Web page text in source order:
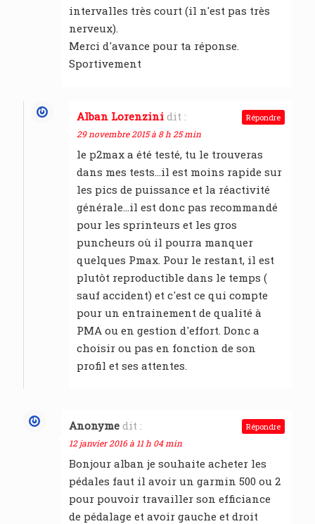
intervalles très court (il n'est pas très
nerveux).
Merci d'avance pour ta réponse.
Sportivement
Alban Lorenzini dit :
29 novembre 2015 à 8 h 25 min
le p2max a été testé, tu le trouveras
dans mes tests…il est moins rapide sur
les pics de puissance et la réactivité
générale…il est donc pas recommandé
pour les sprinteurs et les gros
puncheurs où il pourra manquer
quelques Pmax. Pour le restant, il est
plutôt reproductible dans le temps (
sauf accident) et c'est ce qui compte
pour un entrainement de qualité à
PMA ou en gestion d'effort. Donc a
choisir ou pas en fonction de son
profil et ses attentes.
Répondre
Anonyme dit :
12 janvier 2016 à 11 h 04 min
Bonjour alban je souhaite acheter les
pédales faut il avoir un garmin 500 ou 2
pour pouvoir travailler son efficiance
de pédalage et avoir gauche et droit
Répondre